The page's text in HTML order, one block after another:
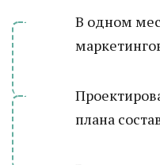
В одном
плана